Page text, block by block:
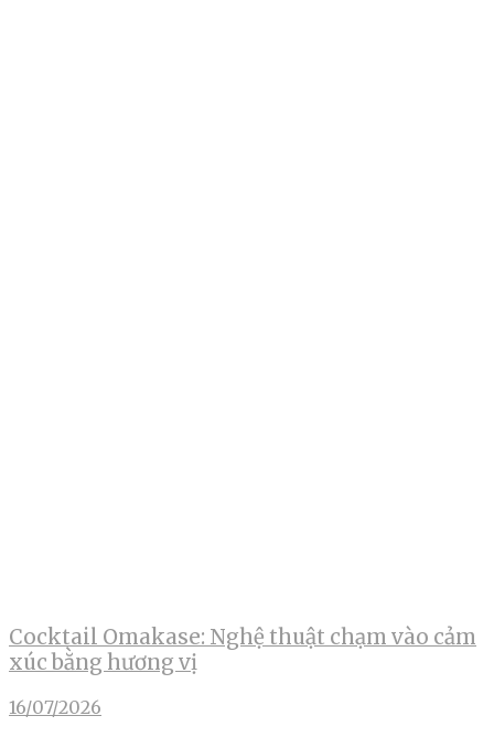
Cocktail Omakase: Nghệ thuật chạm vào cảm
xúc bằng hương vị
16/07/2026